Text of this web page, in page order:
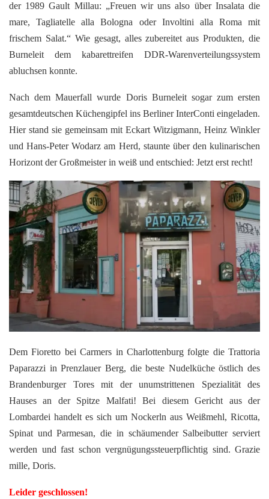
der 1989 Gault Millau: „Freuen wir uns also über Insalata die
mare, Tagliatelle alla Bologna oder Involtini alla Roma mit
frischem Salat.“ Wie gesagt, alles zubereitet aus Produkten, die
Burneleit dem kabarettreifen DDR-Warenverteilungssystem
abluchsen konnte.
Nach dem Mauerfall wurde Doris Burneleit sogar zum ersten
gesamtdeutschen Küchengipfel ins Berliner InterConti eingeladen.
Hier stand sie gemeinsam mit Eckart Witzigmann, Heinz Winkler
und Hans-Peter Wodarz am Herd, staunte über den kulinarischen
Horizont der Großmeister in weiß und entschied: Jetzt erst recht!
Dem Fioretto bei Carmers in Charlottenburg folgte die Trattoria
Paparazzi in Prenzlauer Berg, die beste Nudelküche östlich des
Brandenburger Tores mit der unumstrittenen Spezialität des
Hauses an der Spitze Malfati! Bei diesem Gericht aus der
Lombardei handelt es sich um Nockerln aus Weißmehl, Ricotta,
Spinat und Parmesan, die in schäumender Salbeibutter serviert
werden und fast schon vergnügungssteuerpflichtig sind. Grazie
mille, Doris.
Leider geschlossen!